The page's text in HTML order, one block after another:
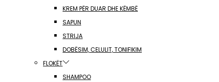
KREM PËR DUAR DHE KËMBË
SAPUN
STRIJA
DOBËSIM, CELULIT, TONIFIKIM
FLOKËT
SHAMPOO